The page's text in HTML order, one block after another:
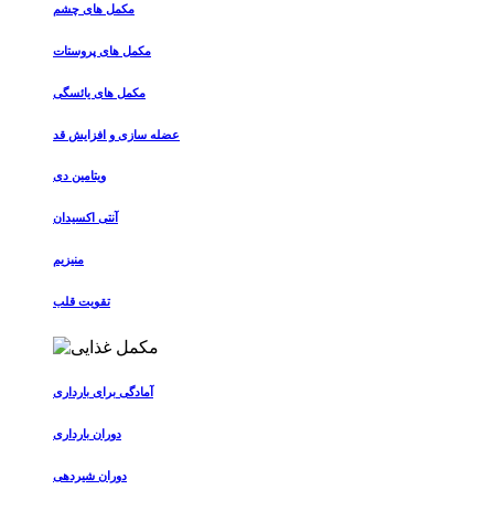
مکمل های چشم
مکمل های پروستات
مکمل های یائسگی
عضله سازی و افزایش قد
ویتامین دی
آنتی اکسیدان
منیزیم
تقویت قلب
آمادگی برای بارداری
دوران بارداری
دوران شیردهی